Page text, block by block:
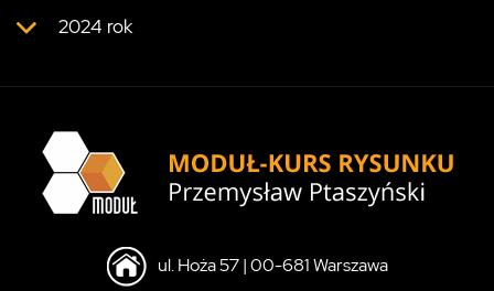
2024 rok
ul. Hoża 57 | 00-681 Warszawa